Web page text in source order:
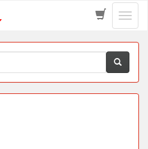
menu